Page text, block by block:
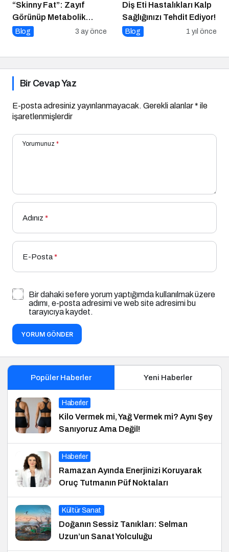
“Skinny Fat”: Zayıf
Görünüp Metabolik
Olarak Riskli Olmak
Blog 3 ay önce
Diş Eti Hastalıkları Kalp
Sağlığınızı Tehdit Ediyor!
Blog 1 yıl önce
Bir Cevap Yaz
E-posta adresiniz yayınlanmayacak. Gerekli alanlar* ile
işaretlenmişlerdir
Yorumunuz *
Adınız *
E-Posta*
Bir dahaki sefere yorum yaptığımda kullanılmak üzere
adımı, e-posta adresimi ve web site adresimi bu
tarayıcıya kaydet.
YORUM GÖNDER
Popüler Haberler Yeni Haberler
Haberler
Kilo Vermek mi, Yağ Vermek mi? Aynı Şey
Sanıyoruz Ama Değil!
Haberler
Ramazan Ayında Enerjinizi Koruyarak
Oruç Tutmanın Püf Noktaları
Kültür Sanat
Doğanın Sessiz Tanıkları: Selman
Uzun’un Sanat Yolculuğu